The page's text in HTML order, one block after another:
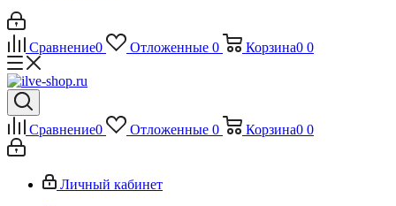
Сравнение0 Отложенные 0 Корзина0 0
Сравнение0 Отложенные 0 Корзина0 0
Личный кабинет